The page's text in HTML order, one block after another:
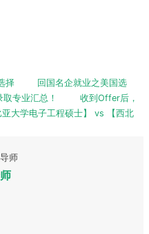
择
回国名企就业之美国选
专业汇总！
收到Offer后，
大学电子工程硕士】 vs 【西北